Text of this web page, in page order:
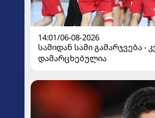
14:01/06-08-2026
სამიდან სამი გამარჯვება -
დამარცხებულია